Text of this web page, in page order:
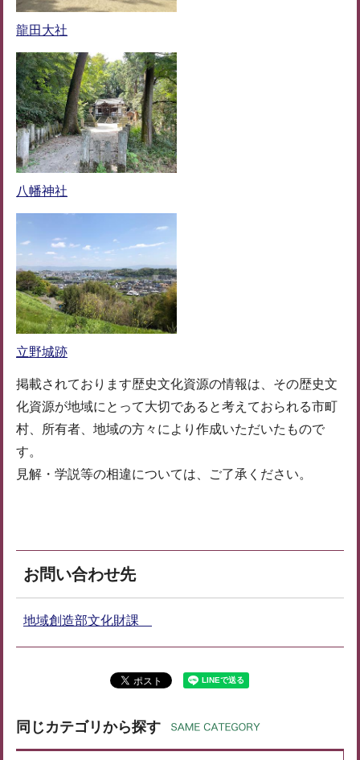
龍田大社
八幡神社
立野城跡
掲載されております歴史文化資源の情報は、その歴史文
化資源が地域にとって大切であると考えておられる市町
村、所有者、地域の方々により作成いただいたもので
す。
見解・学説等の相違については、ご了承ください。
お問い合わせ先
地域創造部文化財課
同じカテゴリから探す